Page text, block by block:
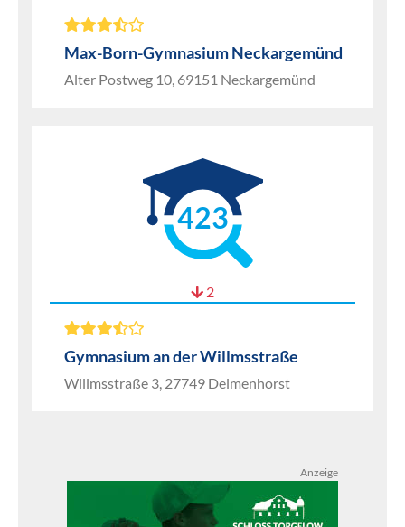
Max-Born-Gymnasium Neckargemünd
Alter Postweg 10, 69151 Neckargemünd
423
2
Gymnasium an der Willmsstraße
Willmsstraße 3, 27749 Delmenhorst
Anzeige